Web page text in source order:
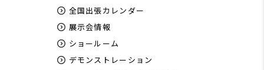
全国出張カレンダー
展示会情報
ショールーム
デモンストレーション